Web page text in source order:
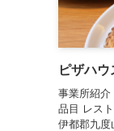
ピザハ
事業所紹
品目 レス
伊都郡九度